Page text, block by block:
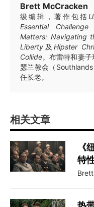
Brett McCracken
级编辑，著作包括
Essential
Matters: Navigating
Liberty 及Hipster
Collide。布雷特和妻
瑟兰教会（
任长老。
相关文章
《
特